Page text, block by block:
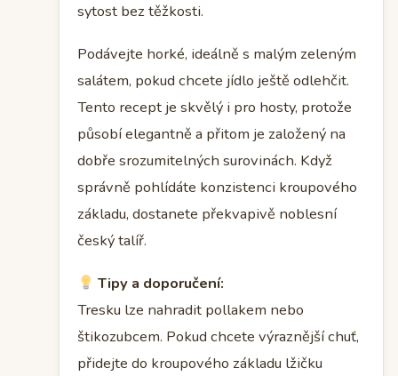
sytost bez těžkosti.
Podávejte horké, ideálně s malým zeleným
salátem, pokud chcete jídlo ještě odlehčit.
Tento recept je skvělý i pro hosty, protože
působí elegantně a přitom je založený na
dobře srozumitelných surovinách. Když
správně pohlídáte konzistenci kroupového
základu, dostanete překvapivě noblesní
český talíř.
Tipy a doporučení:
Tresku lze nahradit pollakem nebo
štikozubcem. Pokud chcete výraznější chuť,
přidejte do kroupového základu lžičku